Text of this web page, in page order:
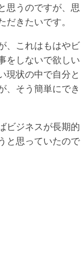
思うのですが、思
きたいです。
、これはもはやビ
をしないで欲しい
現状の中で自分と
、そう簡単にでき
ビジネスが長期的
と思っていたので